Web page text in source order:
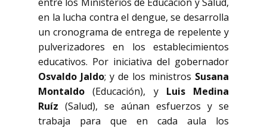
en la lucha contra el dengue, se desarrolla
un cronograma de entrega de repelente y
pulverizadores en los establecimientos
educativos. Por iniciativa del gobernador
Osvaldo Jaldo; y de los ministros Susana
Montaldo (Educación), y Luis Medina
Ruíz (Salud), se aúnan esfuerzos y se
trabaja para que en cada aula los